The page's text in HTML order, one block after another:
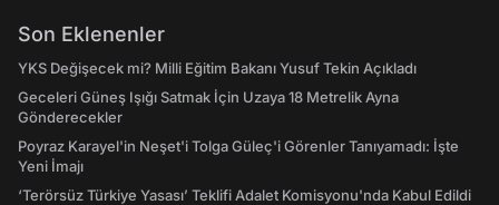
Son Eklenenler
YKS Değişecek mi? Milli Eğitim Bakanı Yusuf Tekin Açıkladı
Geceleri Güneş Işığı Satmak İçin Uzaya 18 Metrelik Ayna
Gönderecekler
Poyraz Karayel'in Neşet'i Tolga Güleç'i Görenler Tanıyamadı: İşte
Yeni İmajı
‘Terörsüz Türkiye Yasası’ Teklifi Adalet Komisyonu'nda Kabul Edildi